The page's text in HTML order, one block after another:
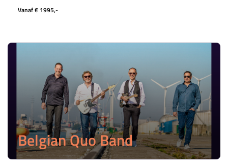
Vanaf € 1995,-
Belgian Quo Band